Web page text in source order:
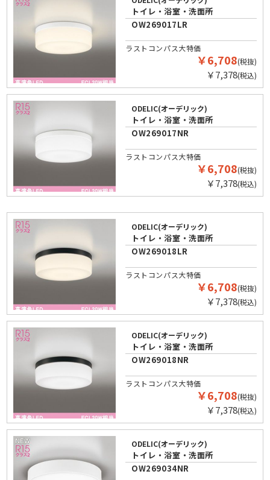
トイレ・浴室・洗面所
OW269017LR
ラストコンパス大特価
￥6,708(税抜)
￥7,378(税込)
ODELIC(オーデリック)
トイレ・浴室・洗面所
OW269017NR
ラストコンパス大特価
￥6,708(税抜)
￥7,378(税込)
ODELIC(オーデリック)
トイレ・浴室・洗面所
OW269018LR
ラストコンパス大特価
￥6,708(税抜)
￥7,378(税込)
ODELIC(オーデリック)
トイレ・浴室・洗面所
OW269018NR
ラストコンパス大特価
￥6,708(税抜)
￥7,378(税込)
ODELIC(オーデリック)
トイレ・浴室・洗面所
OW269034NR